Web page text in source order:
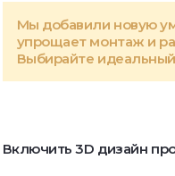
Мы добавили новую
упрощает монтаж и
Выбирайте
Включить 3D дизайн